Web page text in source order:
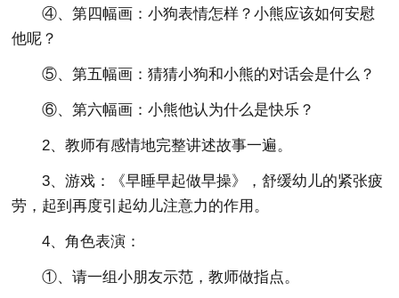
④、第四幅画：小狗表情怎样？小熊应该如何安慰
他呢？
⑤、第五幅画：猜猜小狗和小熊的对话会是什么？
⑥、第六幅画：小熊他认为什么是快乐？
2、教师有感情地完整讲述故事一遍。
3、游戏：《早睡早起做早操》，舒缓幼儿的紧张疲
劳，起到再度引起幼儿注意力的作用。
4、角色表演：
①、请一组小朋友示范，教师做指点。